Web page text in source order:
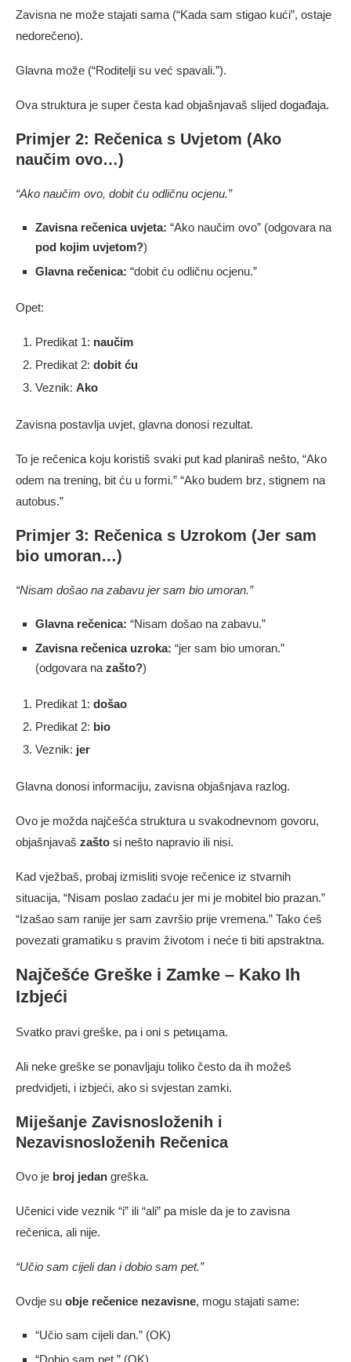
Zavisna ne može stajati sama (“Kada sam stigao kući”, ostaje
nedorečeno).
Glavna može (“Roditelji su već spavali.”).
Ova struktura je super česta kad objašnjavaš slijed događaja.
Primjer 2: Rečenica s Uvjetom (Ako
naučim ovo…)
“Ako naučim ovo, dobit ću odličnu ocjenu.”
Zavisna rečenica uvjeta: “Ako naučim ovo” (odgovara na
pod kojim uvjetom?)
Glavna rečenica: “dobit ću odličnu ocjenu.”
Opet:
Predikat 1: naučim
Predikat 2: dobit ću
Veznik: Ako
Zavisna postavlja uvjet, glavna donosi rezultat.
To je rečenica koju koristiš svaki put kad planiraš nešto, “Ako
odem na trening, bit ću u formi.” “Ako budem brz, stignem na
autobus.”
Primjer 3: Rečenica s Uzrokom (Jer sam
bio umoran…)
“Nisam došao na zabavu jer sam bio umoran.”
Glavna rečenica: “Nisam došao na zabavu.”
Zavisna rečenica uzroka: “jer sam bio umoran.”
(odgovara na zašto?)
Predikat 1: došao
Predikat 2: bio
Veznik: jer
Glavna donosi informaciju, zavisna objašnjava razlog.
Ovo je možda najčešća struktura u svakodnevnom govoru,
objašnjavaš zašto si nešto napravio ili nisi.
Kad vježbaš, probaj izmisliti svoje rečenice iz stvarnih
situacija, “Nisam poslao zadaću jer mi je mobitel bio prazan.”
“Izašao sam ranije jer sam završio prije vremena.” Tako ćeš
povezati gramatiku s pravim životom i neće ti biti apstraktna.
Najčešće Greške i Zamke – Kako Ih
Izbjeći
Svatko pravi greške, pa i oni s petицama.
Ali neke greške se ponavljaju toliko često da ih možeš
predvidjeti, i izbjeći, ako si svjestan zamki.
Miješanje Zavisnosloženih i
Nezavisnosloženih Rečenica
Ovo je broj jedan greška.
Učenici vide veznik “i” ili “ali” pa misle da je to zavisna
rečenica, ali nije.
“Učio sam cijeli dan i dobio sam pet.”
Ovdje su obje rečenice nezavisne, mogu stajati same:
“Učio sam cijeli dan.” (OK)
“Dobio sam pet.” (OK)